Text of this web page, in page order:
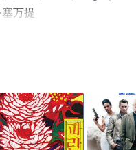
万提
免费观看高清未删减
解。